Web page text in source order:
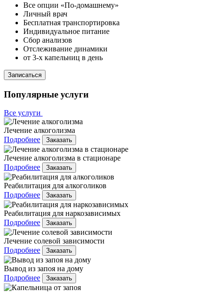
Все опции «По-домашнему»
Личный врач
Бесплатная транспортировка
Индивидуальное питание
Сбор анализов
Отслеживание динамики
от 3-х капельниц в день
Записаться
Популярные услуги
Все услуги
Лечение алкоголизма
Подробнее
Заказать
Лечение алкоголизма в стационаре
Подробнее
Заказать
Реабилитация для алкоголиков
Подробнее
Заказать
Реабилитация для наркозависимых
Подробнее
Заказать
Лечение солевой зависимости
Подробнее
Заказать
Вывод из запоя на дому
Подробнее
Заказать